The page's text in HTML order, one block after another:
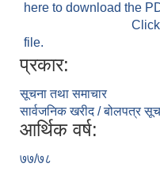
here to download the
file.
प्रकार:
सूचना तथा समाचार
सार्वजनिक खरीद / बोलपत्र
आर्थिक वर्ष:
७७/७८